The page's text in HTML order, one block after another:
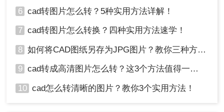
6 cad转图片怎么转？5种实用方法详解！
7 cad转图片怎么转换？四种实用方法速学！
8 如何将CAD图纸另存为JPG图片？教你三种方法轻松搞定！
9 cad转成高清图片怎么转？这3个方法值得一试！
10 cad怎么转清晰的图片？教你3个实用方法！